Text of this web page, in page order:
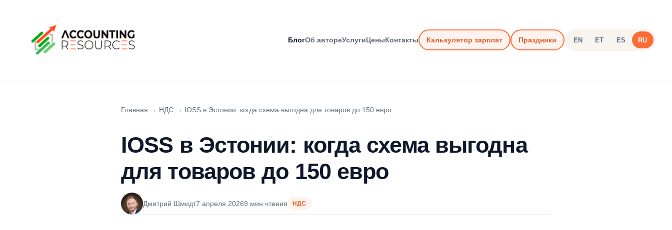
БлогОб автореУслугиЦеныКонтакты Калькулятор зарплат Праздники EN ET ES RU
Главная → НДС → IOSS в Эстонии: когда схема выгодна для товаров до 150 евро
IOSS в Эстонии: когда схема выгодна
для товаров до 150 евро
Дмитрий Шмидт7 апреля 20269 мин чтения НДС